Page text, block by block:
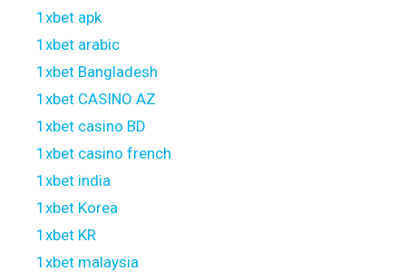
1xbet apk
1xbet arabic
1xbet Bangladesh
1xbet CASINO AZ
1xbet casino BD
1xbet casino french
1xbet india
1xbet Korea
1xbet KR
1xbet malaysia